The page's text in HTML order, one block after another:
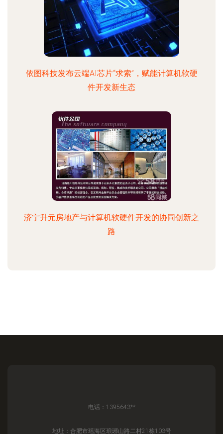
依图科技发布云端AI芯片“求索”，赋能计算机软硬
件开发新生态
济宁升元房地产与计算机软硬件开发的协同创新之
路
电话：1395643**
地址：合肥市瑶海区琅琊山路二村21栋103号